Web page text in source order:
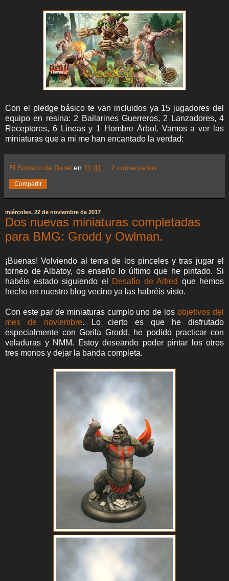
Con el pledge básico te van incluidos ya 15 jugadores del
equipo en resina: 2 Bailarines Guerreros, 2 Lanzadores, 4
Receptores, 6 Líneas y 1 Hombre Árbol. Vamos a ver las
miniaturas que a mi me han encantado la verdad:
El Sobaco de Darel en 11:41 2 comentarios:
Compartir
miércoles, 22 de noviembre de 2017
Dos nuevas miniaturas completadas
para BMG: Grodd y Owlman.
¡Buenas! Volviendo al tema de los pinceles y tras jugar el
torneo de Albatoy, os enseño lo último que he pintado. Si
habéis estado siguiendo el
Desafío de Alfred que hemos
hecho en nuestro blog vecino ya las habréis visto.
Con este par de miniaturas cumplo uno de losobjetivos del
mes de noviembre. Lo cierto es que he disfrutado
especialmente con Gorila Grodd, he podido practicar con
veladuras y NMM. Estoy deseando poder pintar los otros
tres monos y dejar la banda completa.